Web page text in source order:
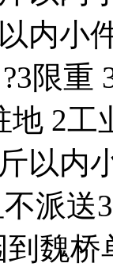
内小
限
地 2
以内
派送
魏